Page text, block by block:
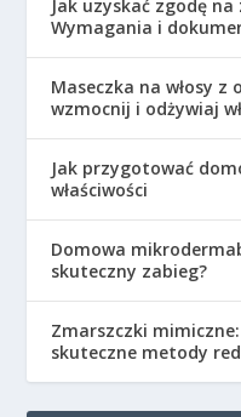
Jak uzyskać zgodę
Wymagania i
Maseczka na włosy z
wzmocnij i odżywiaj
Jak przygotować
właściwości
Domowa
skuteczny zabieg?
Zmarszczki
skuteczne metody